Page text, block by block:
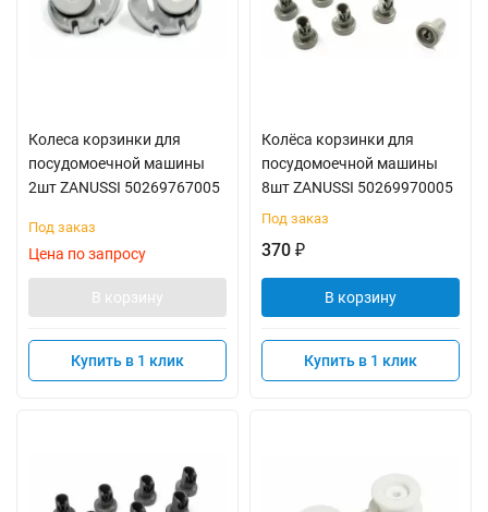
Колеса корзинки для
посудомоечной машины
2шт ZANUSSI 50269767005
Под заказ
Цена по запросу
В корзину
Купить в 1 клик
Колёса корзинки для
посудомоечной машины
8шт ZANUSSI 50269970005
Под заказ
370 ₽
В корзину
Купить в 1 клик